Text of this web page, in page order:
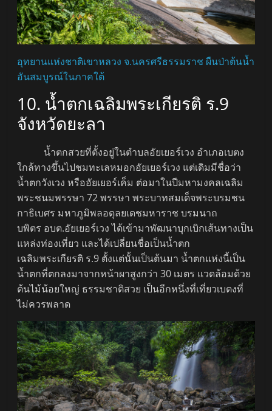
อุทยานแห่งชาติเขาหลวง จ.นครศรีธรรมราช ผืนป่าต้นน้ำ
อันสมบูรณ์ในภาคใต้
10. น้ำตกเฉลิมพระเกียรติ ร.9
จังหวัดยะลา
น้ำตกสวยที่ตั้งอยู่ในตำบลอัยเยอร์เวง อำเภอเบตง
ใกล้ทางขึ้นไปชมทะเลหมอกอัยเยอร์เวง แต่เดิมมีชื่อว่า
น้ำตกวังเวง หรืออัยเยอร์เค็ม ต่อมาในปีมหามงคลเฉลิม
พระชนมพรรษา 72 พรรษา พระบาทสมเด็จพระบรมชน
กาธิเบศร มหาภูมิพลอดุลยเดชมหาราช บรมนาถ
บพิตร อบต.อัยเยอร์เวง ได้เข้ามาพัฒนาบุกเบิกเส้นทางเป็น
แหล่งท่องเที่ยว และได้เปลี่ยนชื่อเป็นน้ำตก
เฉลิมพระเกียรติ ร.9 ตั้งแต่นั้นเป็นต้นมา น้ำตกแห่งนี้เป็น
น้ำตกที่ตกลงมาจากหน้าผาสูงกว่า 30 เมตร แวดล้อมด้วย
ต้นไม้น้อยใหญ่ ธรรมชาติสวย เป็นอีกหนึ่งที่เที่ยวเบตงที่
ไม่ควรพลาด